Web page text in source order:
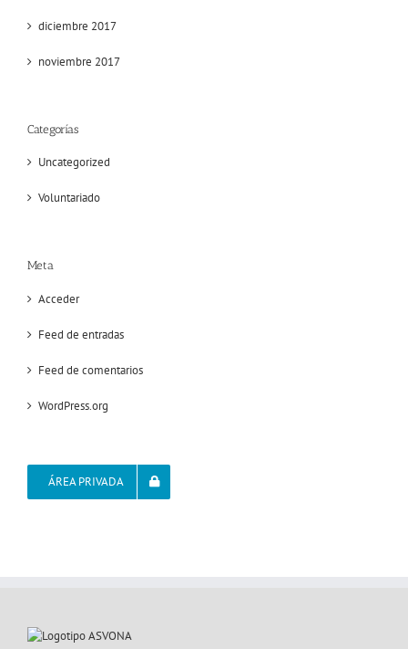
diciembre 2017
noviembre 2017
Categorías
Uncategorized
Voluntariado
Meta
Acceder
Feed de entradas
Feed de comentarios
WordPress.org
ÁREA PRIVADA